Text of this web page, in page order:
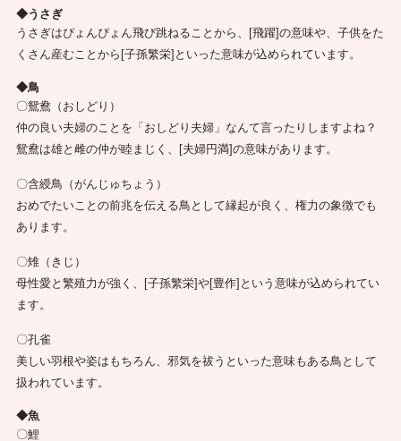
◆うさぎ
うさぎはぴょんぴょん飛び跳ねることから、[飛躍]の意味や、子供をた
くさん産むことから[子孫繁栄]といった意味が込められています。
◆鳥
〇鴛鴦（おしどり）
仲の良い夫婦のことを「おしどり夫婦」なんて言ったりしますよね？
鴛鴦は雄と雌の仲が睦まじく、[夫婦円満]の意味があります。
〇含綬鳥（がんじゅちょう）
おめでたいことの前兆を伝える鳥として縁起が良く、権力の象徴でも
あります。
〇雉（きじ）
母性愛と繁殖力が強く、[子孫繁栄]や[豊作]という意味が込められてい
ます。
〇孔雀
美しい羽根や姿はもちろん、邪気を祓うといった意味もある鳥として
扱われています。
◆魚
〇鯉